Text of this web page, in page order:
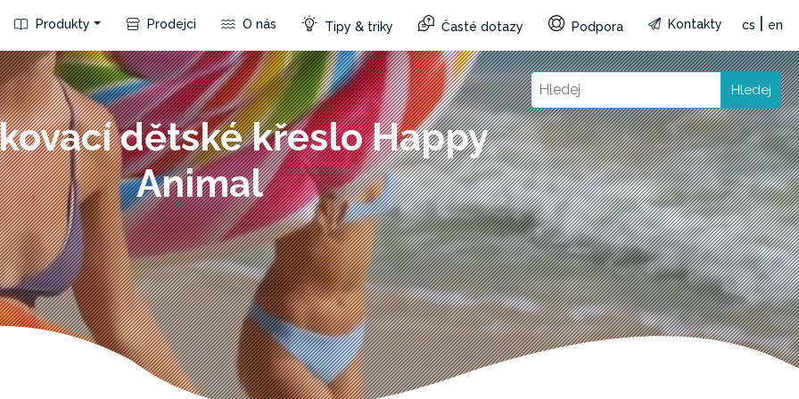
Produkty Prodejci O nás Tipy & triky Časté dotazy Podpora Kontakty cs en
Hledej
dětské křeslo Happy
Animal